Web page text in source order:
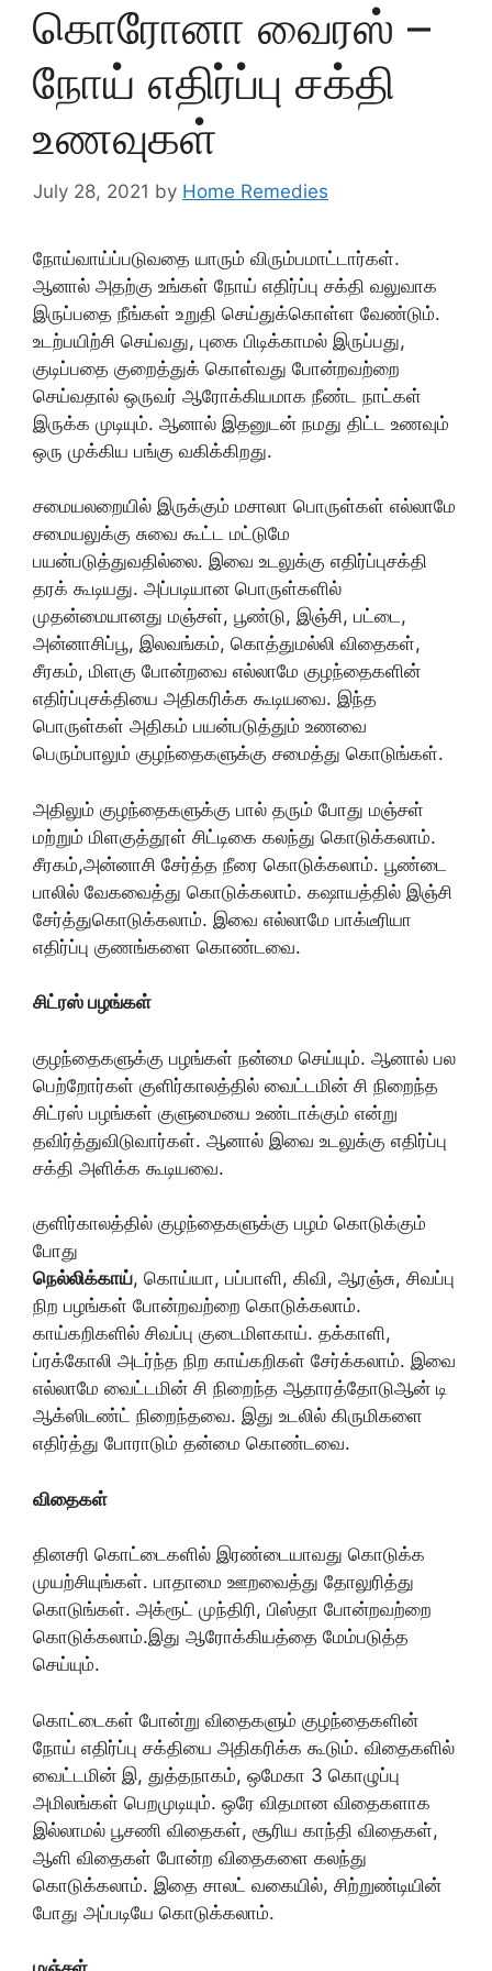
கொரோனா வைரஸ் –
நோய் எதிர்ப்பு சக்தி
உணவுகள்
July 28, 2021 by Home Remedies
நோய்வாய்ப்படுவதை யாரும் விரும்பமாட்டார்கள்.
ஆனால் அதற்கு உங்கள் நோய் எதிர்ப்பு சக்தி வலுவாக
இருப்பதை நீங்கள் உறுதி செய்துக்கொள்ள வேண்டும்.
உடற்பயிற்சி செய்வது, புகை பிடிக்காமல் இருப்பது,
குடிப்பதை குறைத்துக் கொள்வது போன்றவற்றை
செய்வதால் ஒருவர் ஆரோக்கியமாக நீண்ட நாட்கள்
இருக்க முடியும். ஆனால் இதனுடன் நமது திட்ட உணவும்
ஒரு முக்கிய பங்கு வகிக்கிறது.
சமையலறையில் இருக்கும் மசாலா பொருள்கள் எல்லாமே
சமையலுக்கு சுவை கூட்ட மட்டுமே
பயன்படுத்துவதில்லை. இவை உடலுக்கு எதிர்ப்புசக்தி
தரக் கூடியது. அப்படியான பொருள்களில்
முதன்மையானது மஞ்சள், பூண்டு, இஞ்சி, பட்டை,
அன்னாசிப்பூ, இலவங்கம், கொத்துமல்லி விதைகள்,
சீரகம், மிளகு போன்றவை எல்லாமே குழந்தைகளின்
எதிர்ப்புசக்தியை அதிகரிக்க கூடியவை. இந்த
பொருள்கள் அதிகம் பயன்படுத்தும் உணவை
பெரும்பாலும் குழந்தைகளுக்கு சமைத்து கொடுங்கள்.
அதிலும் குழந்தைகளுக்கு பால் தரும் போது மஞ்சள்
மற்றும் மிளகுத்தூள் சிட்டிகை கலந்து கொடுக்கலாம்.
சீரகம்,அன்னாசி சேர்த்த நீரை கொடுக்கலாம். பூண்டை
பாலில் வேகவைத்து கொடுக்கலாம். கஷாயத்தில் இஞ்சி
சேர்த்துகொடுக்கலாம். இவை எல்லாமே பாக்டீரியா
எதிர்ப்பு குணங்களை கொண்டவை.
சிட்ரஸ் பழங்கள்
குழந்தைகளுக்கு பழங்கள் நன்மை செய்யும். ஆனால் பல
பெற்றோர்கள் குளிர்காலத்தில் வைட்டமின் சி நிறைந்த
சிட்ரஸ் பழங்கள் குளுமையை உண்டாக்கும் என்று
தவிர்த்துவிடுவார்கள். ஆனால் இவை உடலுக்கு எதிர்ப்பு
சக்தி அளிக்க கூடியவை.
குளிர்காலத்தில் குழந்தைகளுக்கு பழம் கொடுக்கும்
போது
நெல்லிக்காய், கொய்யா, பப்பாளி, கிவி, ஆரஞ்சு, சிவப்பு
நிற பழங்கள் போன்றவற்றை கொடுக்கலாம்.
காய்கறிகளில் சிவப்பு குடைமிளகாய். தக்காளி,
ப்ரக்கோலி அடர்ந்த நிற காய்கறிகள் சேர்க்கலாம். இவை
எல்லாமே வைட்டமின் சி நிறைந்த ஆதாரத்தோடுஆன் டி
ஆக்ஸிடண்ட் நிறைந்தவை. இது உடலில் கிருமிகளை
எதிர்த்து போராடும் தன்மை கொண்டவை.
விதைகள்
தினசரி கொட்டைகளில் இரண்டையாவது கொடுக்க
முயற்சியுங்கள். பாதாமை ஊறவைத்து தோலுரித்து
கொடுங்கள். அக்ரூட் முந்திரி, பிஸ்தா போன்றவற்றை
கொடுக்கலாம்.இது ஆரோக்கியத்தை மேம்படுத்த
செய்யும்.
கொட்டைகள் போன்று விதைகளும் குழந்தைகளின்
நோய் எதிர்ப்பு சக்தியை அதிகரிக்க கூடும். விதைகளில்
வைட்டமின் இ, துத்தநாகம், ஒமேகா 3 கொழுப்பு
அமிலங்கள் பெறமுடியும். ஒரே விதமான விதைகளாக
இல்லாமல் பூசணி விதைகள், சூரிய காந்தி விதைகள்,
ஆளி விதைகள் போன்ற விதைகளை கலந்து
கொடுக்கலாம். இதை சாலட் வகையில், சிற்றுண்டியின்
போது அப்படியே கொடுக்கலாம்.